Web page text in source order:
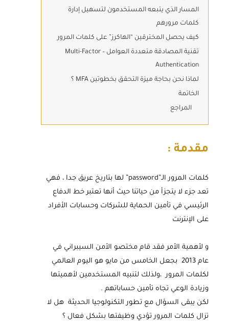
المسار الذي يتبعه المستخدمون لتسهيل إدارة
كلمات مرورهم
كيف يحصل المخترقين “الهاكرز” على كلمات المرور
تقنية المصادقة متعددة العوامل – Multi-Factor
Authentication
لماذا نحن بحاجة ميزة التحقق بخطوتين MFA ؟
الخاتمة
المراجع
مقدمة :
كلمات المرور الـ”password” لها بتاريخ عريق جدا ، فهي
تعد جزء لا يتجزأ من حياتنا حيث أنها تعتبر خط الدفاع
الرئيسي في تأمين الحماية للشركات وحسابات الأفراد
على الإنترنت
و لأهمية الأمر فقد قام مختصو الأمن السيبراني في
عام 2013 بجعل الخامس من مايو هو اليوم العالمي
لكلمات المرور ،ولذلك لتنبيه المستخدمين لأهميتها
وزيادة الوعي تجاه تأمين حساباتهم .
لكن يبقى السؤال مع تطور التكنولوجيا الحديثة هل لا
تزال كلمات المرور تؤدي وظيفتها بشكل فعال ؟